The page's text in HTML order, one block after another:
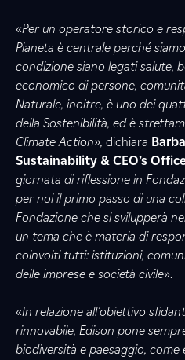
«Per un operatore storico e
Pianeta è centrale perché
condizione siano legati salute,
economico di persone,
Naturale, inoltre, è uno dei
della Sostenibilità, ed è
Climate Action», dichiara
Sustainability & CEO’s
giornata di riflessione in
per noi il primo passo di una
Fondazione che si svilupperà
un tema che è materia di
coinvolti tutti: istituzioni,
delle imprese e società civile».
«In relazione all’obiettivo
rinnovabile, Edison pone
biodiversità e paesaggio, come